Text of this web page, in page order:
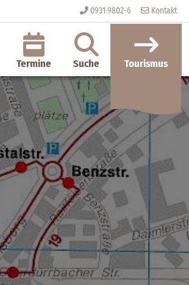
0931 9802-6 Kontakt
Termine Suche Tourismus